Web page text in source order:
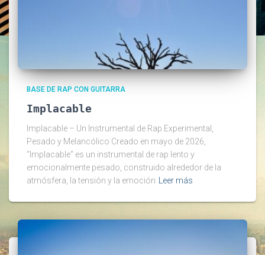
BASE DE RAP CON GUITARRA
Implacable
Implacable – Un Instrumental de Rap Experimental,
Pesado y Melancólico Creado en mayo de 2026,
“Implacable” es un instrumental de rap lento y
emocionalmente pesado, construido alrededor de la
atmósfera, la tensión y la emoción
Leer más